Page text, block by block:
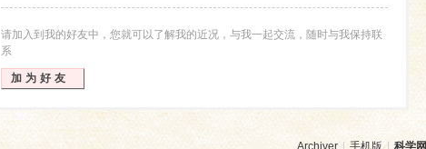
请加入到我的好友中，您就可以了解我的近况，与我一起交流，随时与我保持联
系
加为好友
Archiver | 手机版 科学网